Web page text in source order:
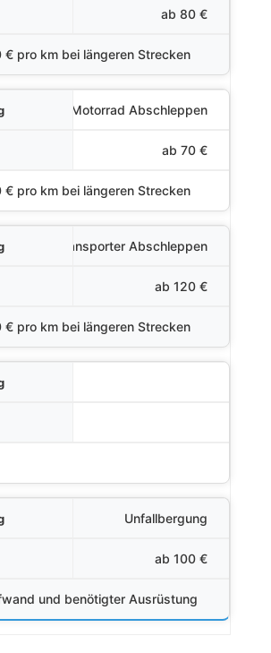
ab 80 €
€ pro km bei längeren Strecken
Motorrad Abschleppen
ab 70 €
€ pro km bei längeren Strecken
LKW/Transporter Abschleppen
ab 120 €
€ pro km bei längeren Strecken
Unfallbergung
ab 100 €
und benötigter Ausrüstung